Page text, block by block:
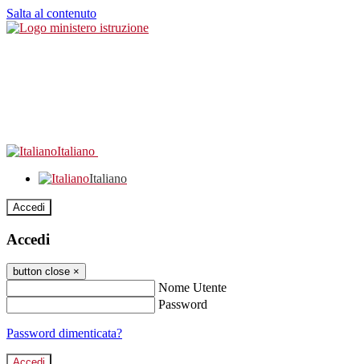
Salta al contenuto
Italiano
Italiano
Accedi
Accedi
button close ×
Nome Utente
Password
Password dimenticata?